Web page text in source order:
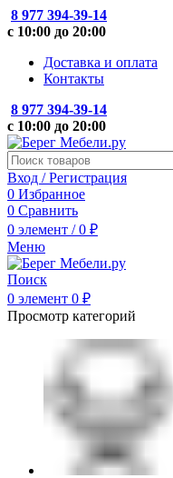
8 977 394-39-14
с 10:00 до 20:00
Доставка и оплата
Контакты
8 977 394-39-14
с 10:00 до 20:00
Вход / Регистрация
0 Избранное
0 Сравнить
0 элемент / 0 ₽
Меню
Поиск
0 элемент 0 ₽
Просмотр категорий